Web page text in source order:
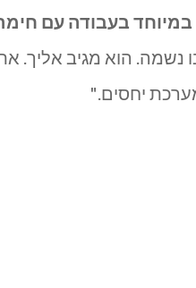
בעבודה עם
נשמה. הוא מגיב אליך.
יחסים."